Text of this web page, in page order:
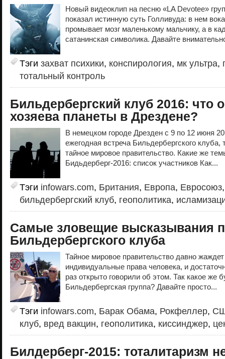
Новый видеоклип на песню «LA Devotee»
показал истинную суть Голливуда: в нем
промывает мозг маленькому мальчику, а в
сатанинская символика. Давайте
Тэги захват психики, конспирология, мк ультра,
тотальный контроль
Бильдербергский клуб 2016: что
хозяева планеты в Дрездене?
В немецком городе Дрезден с 9 по 12 июня
ежегодная встреча Бильдербергского клуба,
тайное мировое правительство. Какие же
Бидьдерберг-2016: список участников Как...
Тэги infowars.com, Британия, Европа, Евросоюз
бильдербергский клуб, геополитика,
Самые зловещие высказывания
Бильдербергского клуба
Тайное мировое правительство давно
индивидуальные права человека, и
раз открыто говорили об этом. Так какое же
Бильдербергская группа? Давайте просто...
Тэги infowars.com, Барак Обама, Рокфеллер,
клуб, вред вакцин, геополитика, киссинджер,
Билдерберг-2015: тоталитаризм